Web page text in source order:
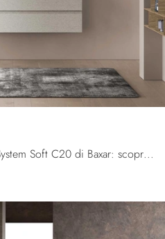
mobili bagno sospesi Block System Soft C20 di Baxar: scopri l'Arredo Bagno in melaminico moderno e arreda il bagno di casa.